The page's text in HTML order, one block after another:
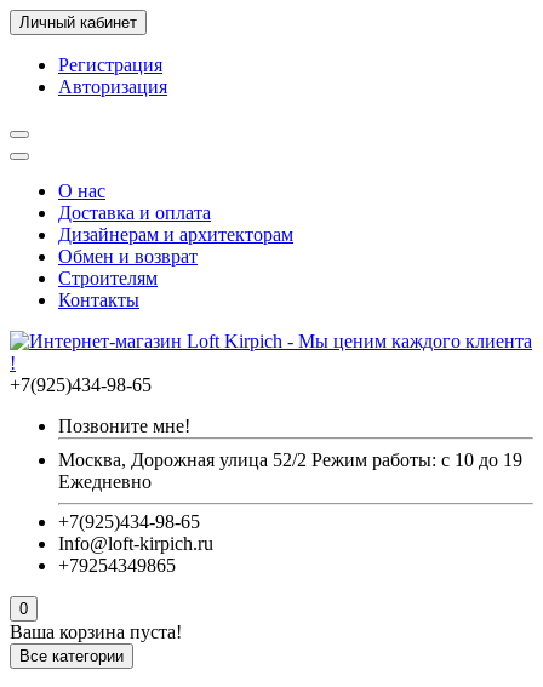
Личный кабинет
Регистрация
Авторизация
О нас
Доставка и оплата
Дизайнерам и архитекторам
Обмен и возврат
Строителям
Контакты
+7(925)434-98-65
Позвоните мне!
Москва, Дорожная улица 52/2 Режим работы: с 10 до 19
Ежедневно
+7(925)434-98-65
Info@loft-kirpich.ru
+79254349865
0
Ваша корзина пуста!
Все категории